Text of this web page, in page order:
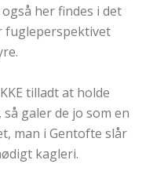
her findes i det
fugleperspektivet
tilladt at holde
galer de jo som en
man i Gentofte slår
kagleri.